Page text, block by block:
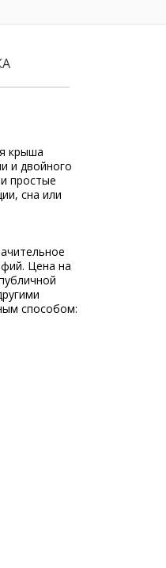
крыша
и двойного
простые
сна или
Цена на
способом: